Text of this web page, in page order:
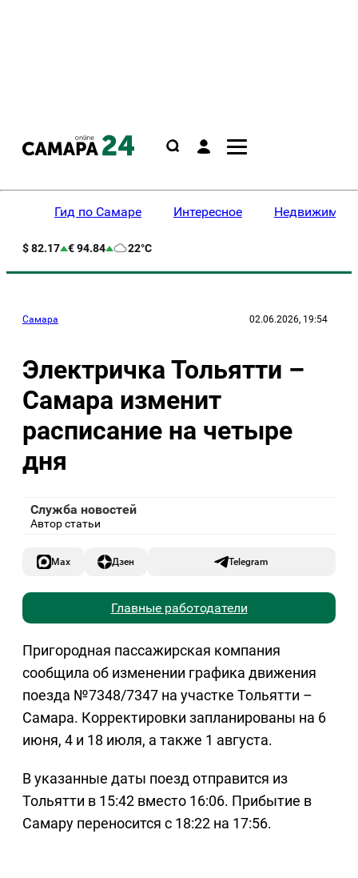
Гид по Самаре Интересное
$ 82.17 € 94.84 22°C
Самара 02.06.2026, 19:54
Электричка Тольятти –
Самара изменит
расписание на четыре
дня
Служба новостей
Автор статьи
Max Дзен Telegram
Главные работодатели
Пригородная пассажирская компания
сообщила об изменении графика движения
поезда №7348/7347 на участке Тольятти –
Самара. Корректировки запланированы на 6
июня, 4 и 18 июля, а также 1 августа.
В указанные даты поезд отправится из
Тольятти в 15:42 вместо 16:06. Прибытие в
Самару переносится с 18:22 на 17:56.